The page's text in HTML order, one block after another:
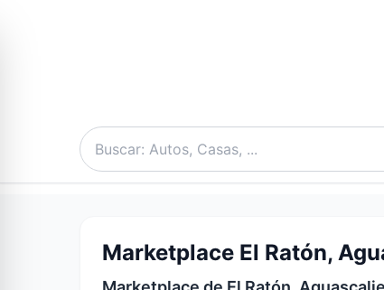
Marketplace El Ratón,